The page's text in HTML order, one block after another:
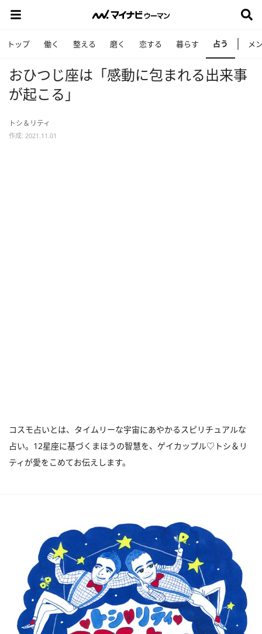
トップ 働く 整える 磨く 恋する 暮らす 占う メ
おひつじ座は「感動に包まれる出来事
が起こる」
トシ＆リティ
作成: 2021.11.01
コスモ占いとは、タイムリーな宇宙にあやかるスピリチュアルな
占い。12星座に基づくまほうの智慧を、ゲイカップル♡トシ＆リ
ティが愛をこめてお伝えします。